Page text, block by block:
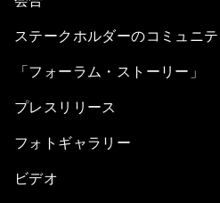
ステークホルダーのコミュニテ
「フォーラム・ストーリー」
プレスリリース
フォトギャラリー
ビデオ